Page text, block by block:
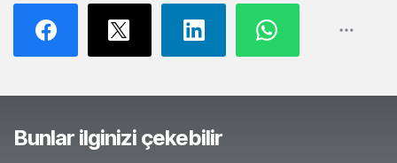
Bunlar ilginizi çekebilir